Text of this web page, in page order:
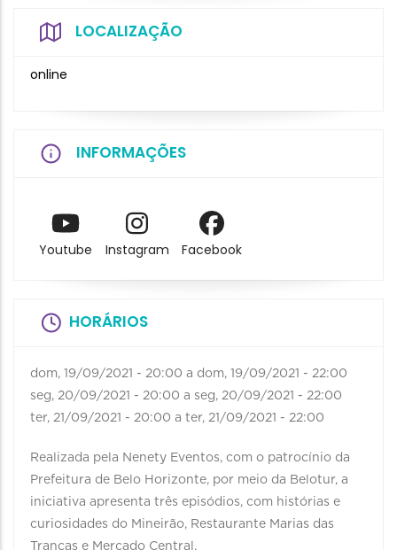
LOCALIZAÇÃO
online
INFORMAÇÕES
Youtube Instagram Facebook
HORÁRIOS
dom, 19/09/2021 - 20:00 a dom, 19/09/2021 - 22:00
seg, 20/09/2021 - 20:00 a seg, 20/09/2021 - 22:00
ter, 21/09/2021 - 20:00 a ter, 21/09/2021 - 22:00
Realizada pela Nenety Eventos, com o patrocínio da
Prefeitura de Belo Horizonte, por meio da Belotur, a
iniciativa apresenta três episódios, com histórias e
curiosidades do Mineirão, Restaurante Marias das
Tranças e Mercado Central.